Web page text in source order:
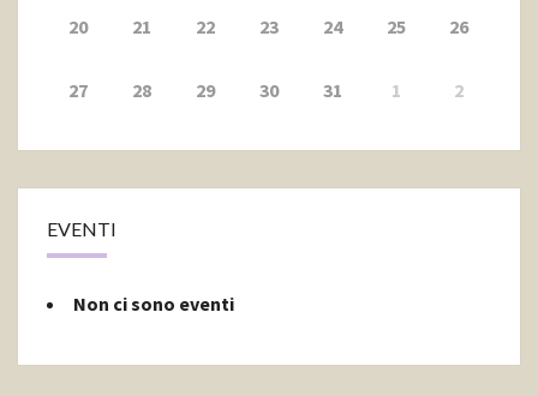
20 21 22 23 24 25 26
27 28 29 30 31 1 2
EVENTI
Non ci sono eventi